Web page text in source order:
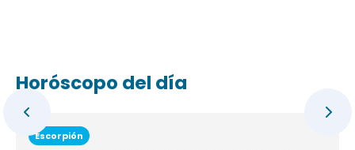
Horóscopo del día
Escorpión